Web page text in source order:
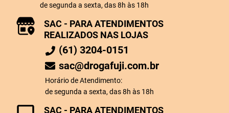
de segunda a sexta, das 8h às 18h
SAC - PARA ATENDIMENTOS
SAC - PARA ATENDIMENTOS
REALIZADOS NAS LOJAS
(61) 3204-0151
sac@drogafuji.com.br
Horário de Atendimento:
de segunda a sexta, das 8h às 18h